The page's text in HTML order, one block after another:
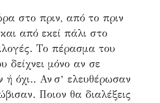
στο πριν, από το πριν
από εκεί πάλι στο
Το πέρασμα του
δείχνει μόνο αν σε
ή όχι.. Αν σ’ ελευθέρωσαν
Ποιον θα διαλέξεις